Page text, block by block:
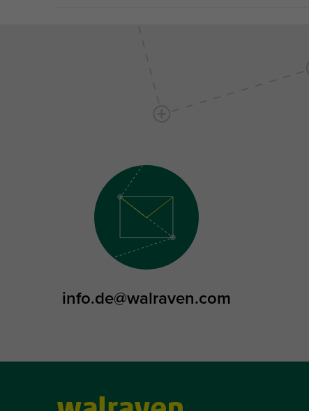
info.de@walraven.com